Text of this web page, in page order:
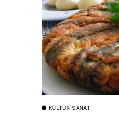
KÜLTÜR SANAT